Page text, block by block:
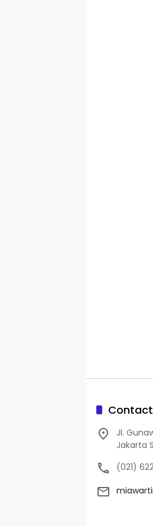
Jl.
Jakarta
(021)